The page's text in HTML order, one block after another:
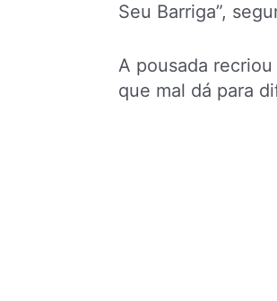
Seu Barriga”,
A pousada recriou
que mal dá para